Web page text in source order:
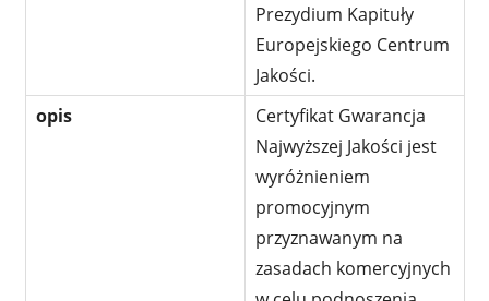
Prezydium Kapituły
Europejskiego Centrum
Jakości.
opis
Certyfikat Gwarancja
Najwyższej Jakości jest
wyróżnieniem
promocyjnym
przyznawanym na
zasadach komercyjnych